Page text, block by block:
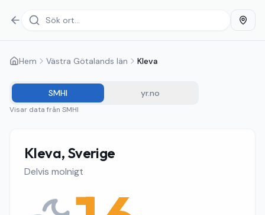
Hem Västra Götalands län Kleva
SMHI yr.no
Visar data från SMHI
Kleva, Sverige
Delvis molnigt